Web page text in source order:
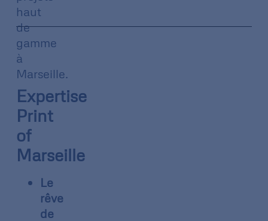
haut
de
gamme
à
Marseille.
Expertise
Print
of
Marseille
Le
rêve
de